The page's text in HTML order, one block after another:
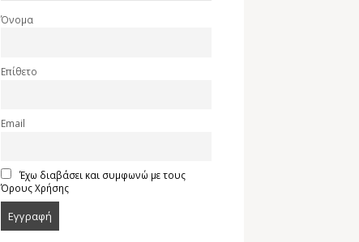
Όνομα
Επίθετο
Email
Έχω διαβάσει και συμφωνώ με τους
Όρους Χρήσης